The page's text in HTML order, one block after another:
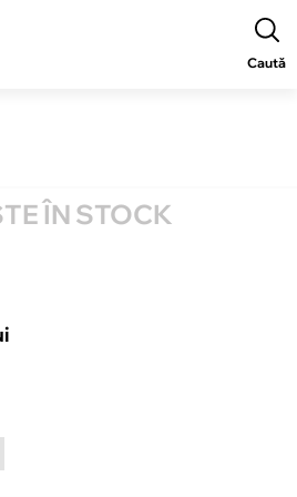
Caută
ÎN STOCK